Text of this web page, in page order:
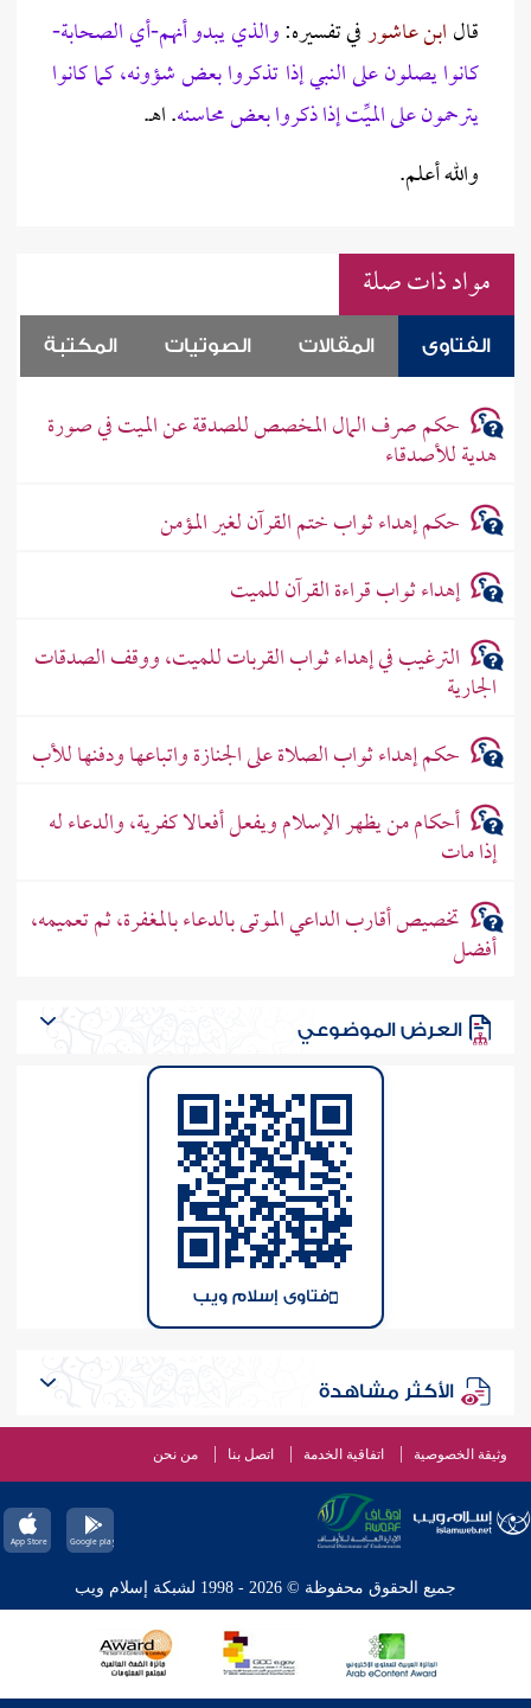
قالابن عاشورفي تفسيره:والذي يبدو أنهم-أي الصحابة-
كانوا يصلون على النبي إذا تذكروا بعض شؤونه، كما كانوا
يترحمون على الميِّت إذا ذكروا بعض محاسنه. اهـ.
والله أعلم.
مواد ذات صلة
الفتاوى المقالات الصوتيات المكتبة
حكم صرف المال المخصص للصدقة عن الميت في صورة
هدية للأصدقاء
حكم إهداء ثواب ختم القرآن لغير المؤمن
إهداء ثواب قراءة القرآن للميت
الترغيب في إهداء ثواب القربات للميت، ووقف الصدقات
الجارية
حكم إهداء ثواب الصلاة على الجنازة واتباعها ودفنها للأب
أحكام من يظهر الإسلام ويفعل أفعالا كفرية، والدعاء له
إذا مات
تخصيص أقارب الداعي الموتى بالدعاء بالمغفرة، ثم تعميمه،
أفضل
العرض الموضوعي
فتاوى إسلام ويب
الأكثر مشاهدة
وثيقة الخصوصية اتفاقية الخدمة اتصل بنا من نحن
جميع الحقوق محفوظة © 2026 - 1998 لشبكة إسلام ويب